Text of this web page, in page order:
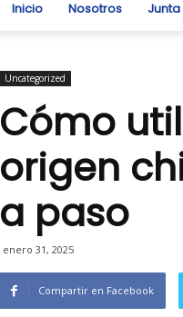
Inicio Nosotros
Uncategorized
Cómo
origen
a paso
enero 31, 2025
Compartir en Facebook